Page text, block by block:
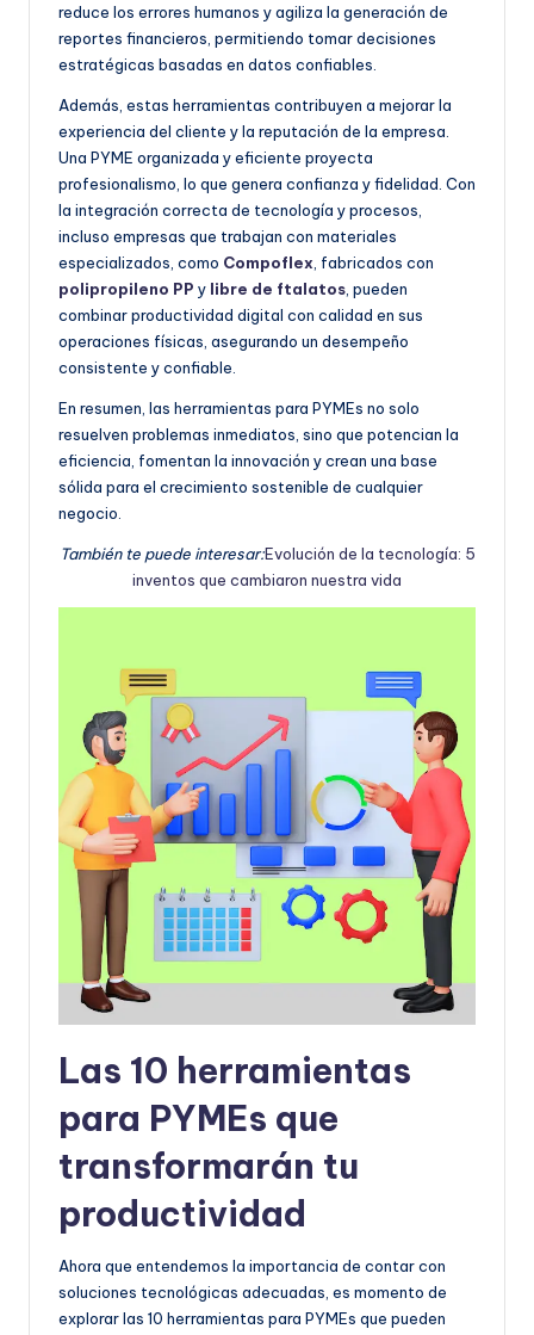
reduce los errores humanos y agiliza la generación de
reportes financieros, permitiendo tomar decisiones
estratégicas basadas en datos confiables.
Además, estas herramientas contribuyen a mejorar la
experiencia del cliente y la reputación de la empresa.
Una PYME organizada y eficiente proyecta
profesionalismo, lo que genera confianza y fidelidad. Con
la integración correcta de tecnología y procesos,
incluso empresas que trabajan con materiales
especializados, como Compoflex , fabricados con
polipropileno PP y libre de ftalatos , pueden
combinar productividad digital con calidad en sus
operaciones físicas, asegurando un desempeño
consistente y confiable.
En resumen, las herramientas para PYMEs no solo
resuelven problemas inmediatos, sino que potencian la
eficiencia, fomentan la innovación y crean una base
sólida para el crecimiento sostenible de cualquier
negocio.
También te puede interesar:Evolución de la tecnología: 5
inventos que cambiaron nuestra vida
Las 10 herramientas
para PYMEs que
transformarán tu
productividad
Ahora que entendemos la importancia de contar con
soluciones tecnológicas adecuadas, es momento de
explorar las 10 herramientas para PYMEs que pueden